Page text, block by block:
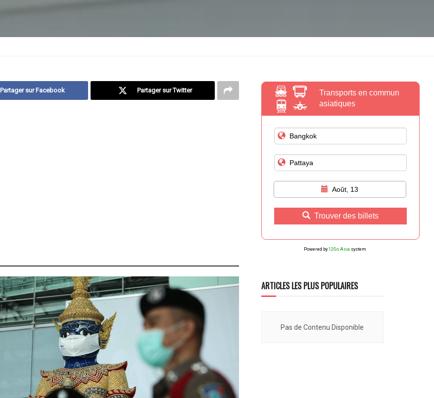
Partager sur Facebook Partager sur Twitter
Transports en commun
asiatiques
Août, 13
Trouver des billets
Powered by 12Go Asia system
ARTICLES LES PLUS POPULAIRES
Pas de Contenu Disponible